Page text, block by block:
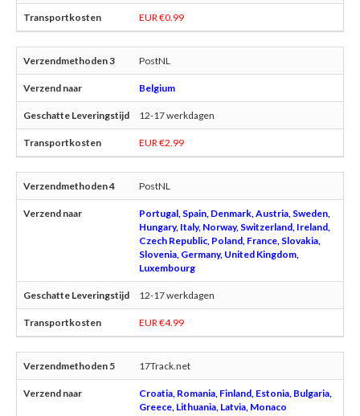
EUR €0.99
PostNL
Belgium
12-17 werkdagen
EUR €2.99
PostNL
Portugal, Spain, Denmark, Austria, Sweden,
Hungary, Italy, Norway, Switzerland, Ireland,
Czech Republic, Poland, France, Slovakia,
Slovenia, Germany, United Kingdom,
Luxembourg
12-17 werkdagen
EUR €4.99
17Track.net
Croatia, Romania, Finland, Estonia, Bulgaria,
Greece, Lithuania, Latvia, Monaco